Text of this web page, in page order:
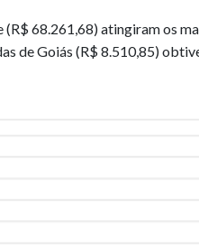
68.261,68) atingiram os
de Goiás (R$ 8.510,85)